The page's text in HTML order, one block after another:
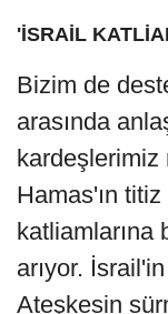
'İSRAİL
Bizim de
arasında
kardeşlerimiz
Hamas'ın titiz
katliamlarına
arıyor.
Ateşkesin